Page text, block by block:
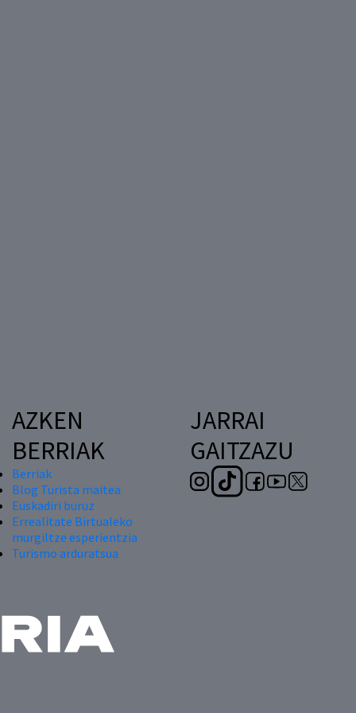
AZKEN
BERRIAK
Berriak
Blog Turista maitea
Euskadiri buruz
Errealitate Birtualeko
murgiltze esperientzia
Turismo arduratsua
JARRAI
GAITZAZU